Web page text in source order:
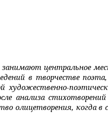
центральное
в творчестве поэта,
художественно-
анализа
олицетворения, когда